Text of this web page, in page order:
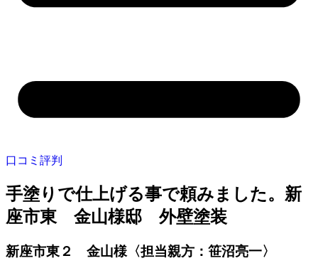
口コミ評判
手塗りで仕上げる事で頼みました。新
座市東 金山様邸 外壁塗装
新座市東２ 金山様〈担当親方：笹沼亮一〉